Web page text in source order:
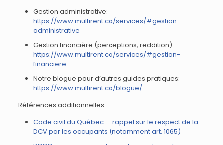
Gestion administrative:
https://www.multirent.ca/services/#gestion-
administrative
Gestion financière (perceptions, reddition):
https://www.multirent.ca/services/#gestion-
financiere
Notre blogue pour d’autres guides pratiques:
https://www.multirent.ca/blogue/
Références additionnelles:
Code civil du Québec — rappel sur le respect de la
DCV par les occupants (notamment art. 1065)